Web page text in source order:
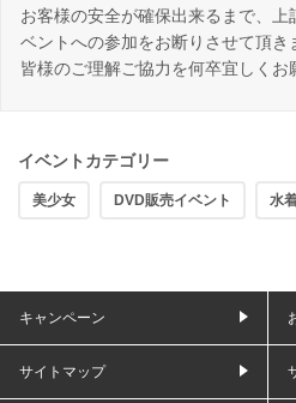
お客様の安全が確保出来るまで、
ベントへの参加をお断りさせて頂き
皆様のご理解ご協力を何卒宜しくお
イベントカテゴリー
美少女 DVD販売イベント 水
キャンペーン
サイトマップ